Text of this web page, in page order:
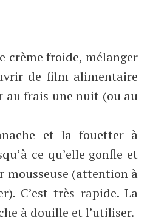
crème froide, mélanger
de film alimentaire
au frais une nuit (ou au
et la fouetter à
ce qu’elle gonfle et
mousseuse (attention à
C’est très rapide. La
à douille et l’utiliser.